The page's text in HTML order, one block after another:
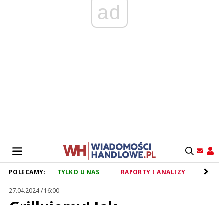
ad
POLECAMY: TYLKO U NAS RAPORTY I ANALIZY
27.04.2024 / 16:00